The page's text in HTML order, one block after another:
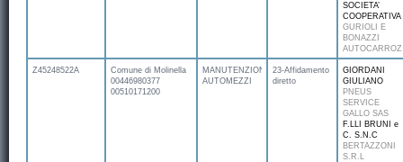
SOCIETA’
COOPERATIVA
GURIOLI E
BONAZZI
Z45248522A
Comune di Molinella
00446980377
00510171200
MANUTENZIONE
AUTOMEZZI
23-Affidamento
diretto
GIORDANI
GIULIANO
PNEUS
SERVICE
GALLO SAS
F.LLI BRUNI e
C. S.N.C
BERTAZZONI
S.R.L